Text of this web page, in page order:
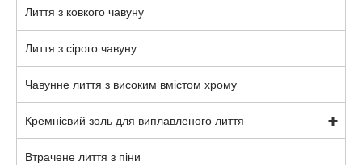
Лиття з ковкого чавуну
Лиття з сірого чавуну
Чавунне лиття з високим вмістом хрому
Кремнієвий золь для виплавленого лиття
Втрачене лиття з піни